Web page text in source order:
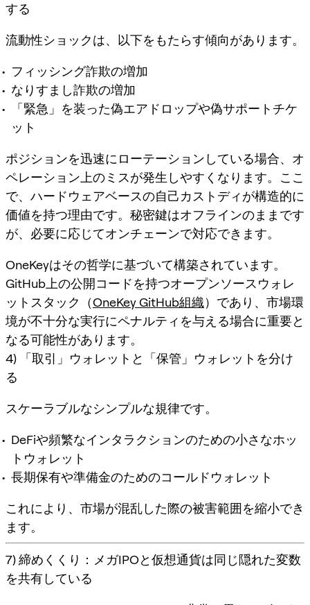
する
流動性ショックは、以下をもたらす傾向があります。
フィッシング詐欺の増加
なりすまし詐欺の増加
「緊急」を装った偽エアドロップや偽サポートチケ
ット
ポジションを迅速にローテーションしている場合、オ
ペレーション上のミスが発生しやすくなります。ここ
で、ハードウェアベースの自己カストディが構造的に
価値を持つ理由です。秘密鍵はオフラインのままです
が、必要に応じてオンチェーンで対応できます。
OneKeyはその哲学に基づいて構築されています。
GitHub上の公開コードを持つオープンソースウォレ
ットスタック（OneKey GitHub組織）であり、市場環
境が不十分な実行にペナルティを与える場合に重要と
なる可能性があります。
4) 「取引」ウォレットと「保管」ウォレットを分け
る
スケーラブルなシンプルな規律です。
DeFiや頻繁なインタラクションのための小さなホッ
トウォレット
長期保有や準備金のためのコールドウォレット
これにより、市場が混乱した際の被害範囲を縮小でき
ます。
7) 締めくくり：メガIPOと仮想通貨は同じ隠れた変数
を共有している